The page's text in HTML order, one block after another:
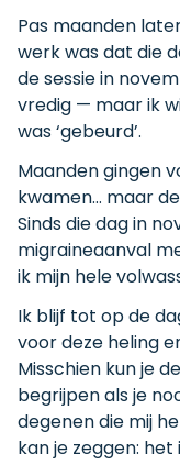
Pas maanden
werk was dat die
de sessie in
vredig — maar ik
was ‘gebeurd’.
Maanden gingen
kwamen… maar
Sinds die dag in
migraineaanval
ik mijn hele
Ik blijf tot op de
voor deze heling
Misschien kun je
begrijpen als je
degenen die mij
kan je zeggen: